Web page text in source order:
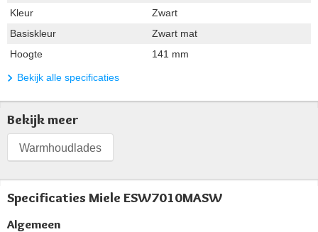
Kleur
Zwart
Basiskleur
Zwart mat
Hoogte
141 mm
Bekijk alle specificaties
Bekijk meer
Warmhoudlades
Specificaties Miele ESW7010MASW
Algemeen